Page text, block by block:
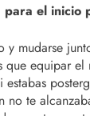
el inicio
y mudarse
que equipar el
estabas
no te